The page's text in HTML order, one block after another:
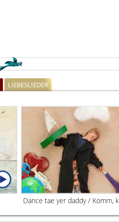
LIEBESLIEDER
Dance tae yer daddy / Komm,